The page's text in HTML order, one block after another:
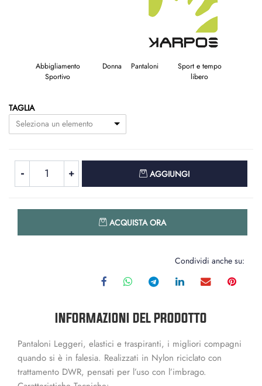
Abbigliamento
Sportivo
Donna Pantaloni
Sport e tempo
libero
TAGLIA
Seleziona un elemento
AGGIUNGI
ACQUISTA ORA
Condividi anche su:
INFORMAZIONI DEL PRODOTTO
Pantaloni Leggeri, elastici e traspiranti, i migliori compagni
quando si è in falesia. Realizzati in Nylon riciclato con
trattamento DWR, pensati per l’uso con l’imbrago.